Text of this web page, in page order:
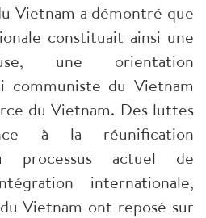
Vietnam a démontré que
constituait ainsi une
une orientation
communiste du Vietnam
du Vietnam. Des luttes
à la réunification
processus actuel de
internationale,
Vietnam ont reposé sur